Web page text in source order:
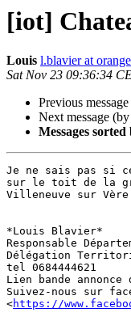
[iot]
Louis l.blavier at
Sat Nov 23 09:36:34
Previous
Next message
Messages sorted
Je ne sais pas si
sur le toit de la
Villeneuve sur
*Louis Blavier*
Responsable
Délégation
tel 0684444621
Lien bande
Suivez-nous sur
<https://